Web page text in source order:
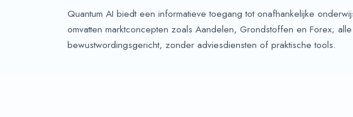
Quantum AI biedt een informatieve toegang tot onafhankelijke
omvatten marktconcepten zoals Aandelen, Grondstoffen en Forex;
bewustwordingsgericht, zonder adviesdiensten of praktische tools.